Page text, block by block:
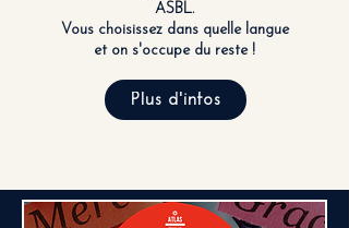
ASBL.
Vous choisissez dans quelle langue
et on s'occupe du reste !
Plus d'infos